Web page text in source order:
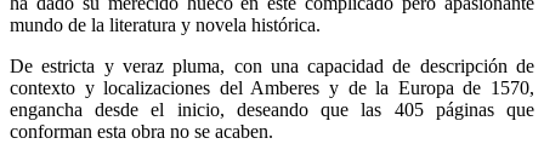
mundo de la literatura y novela histórica.
De estricta y veraz pluma, con una capacidad de descripción de
contexto y localizaciones del Amberes y de la Europa de 1570,
engancha desde el inicio, deseando que las 405 páginas que
conforman esta obra no se acaben.